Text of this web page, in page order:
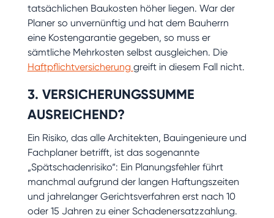
tatsächlichen Baukosten höher liegen. War der
Planer so unvernünftig und hat dem Bauherrn
eine Kostengarantie gegeben, so muss er
sämtliche Mehrkosten selbst ausgleichen. Die
Haftpflichtversicherung greift in diesem Fall nicht.
3. VERSICHERUNGSSUMME
AUSREICHEND?
Ein Risiko, das alle Architekten, Bauingenieure und
Fachplaner betrifft, ist das sogenannte
„Spätschadenrisiko“: Ein Planungsfehler führt
manchmal aufgrund der langen Haftungszeiten
und jahrelanger Gerichtsverfahren erst nach 10
oder 15 Jahren zu einer Schadenersatzzahlung.